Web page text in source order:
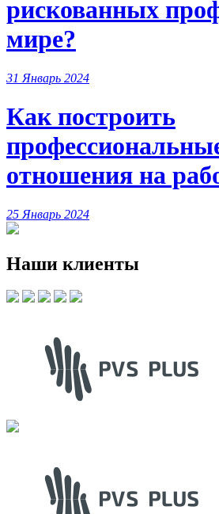
рискованных
мире?
31 Январь 2024
Как построить
отношения на
25 Январь 2024
Наши клиенты